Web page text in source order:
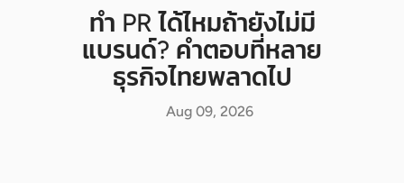
ทำ PR ได้ไหมถ้ายังไม่มี
แบรนด์? คำตอบที่หลาย
ธุรกิจไทยพลาดไป
Aug 09, 2026